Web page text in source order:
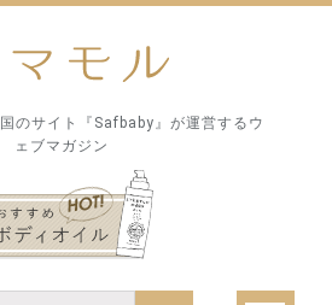
のサイト『Safbaby』が運営するウ
ェブマガジン